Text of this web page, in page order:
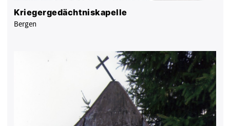
Kriegergedächtniskapelle
Bergen